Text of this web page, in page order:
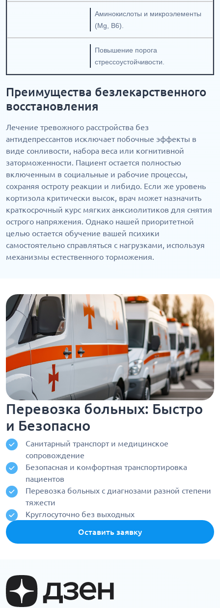
Аминокислоты и микроэлементы
(Mg, B6).
Повышение порога
стрессоустойчивости.
Преимущества безлекарственного
восстановления
Лечение тревожного расстройства без
антидепрессантов исключает побочные эффекты в
виде сонливости, набора веса или когнитивной
заторможенности. Пациент остается полностью
включенным в социальные и рабочие процессы,
сохраняя остроту реакции и либидо. Если же уровень
кортизола критически высок, врач может назначить
краткосрочный курс мягких анксиолитиков для снятия
острого напряжения. Однако нашей приоритетной
целью остается обучение вашей психики
самостоятельно справляться с нагрузками, используя
механизмы естественного торможения.
Перевозка больных: Быстро
и Безопасно
Санитарный транспорт и медицинское
сопровождение
Безопасная и комфортная транспортировка
пациентов
Перевозка больных с диагнозами разной степени
тяжести
Круглосуточно без выходных
Оставить заявку